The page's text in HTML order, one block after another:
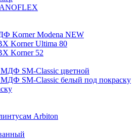
Korner Modena NEW
Korner Ultima 80
Korner 52
SM-Classic цветной
SM-Classic белый под покраску
Arbiton